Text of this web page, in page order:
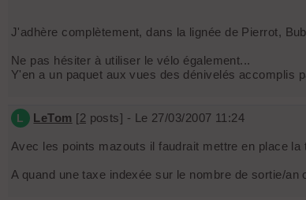
J'adhère complètement, dans la lignée de Pierrot,
Ne pas hésiter à utiliser le vélo également...
Y'en a un paquet aux vues des dénivelés accomplis
L LeTom [2 posts] - Le 27/03/2007 11:24
Avec les points mazouts il faudrait mettre en place la
A quand une taxe indexée sur le nombre de sortie/